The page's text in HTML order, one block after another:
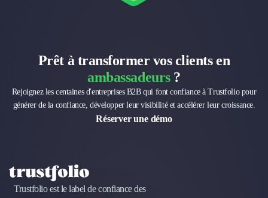
Prêt à transformer vos clients en
ambassadeurs?
Rejoignez les centaines d'entreprises B2B qui font confiance à Trustfolio pour
générer de la confiance, développer leur visibilité et accélérer leur croissance.
Réserver une démo
Trustfolio est le label de confiance des